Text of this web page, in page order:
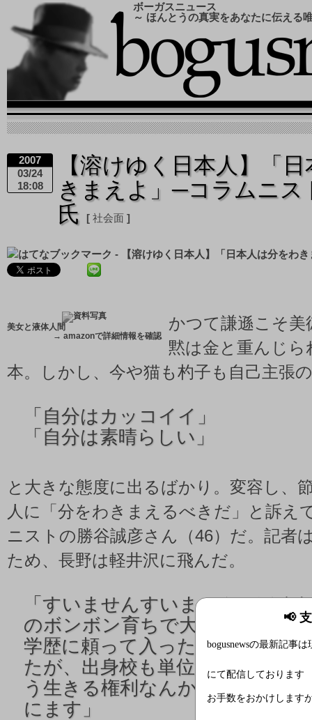
📢
bogusnewsの最新記事は
にて配信しております
お手数をおかけします
ボーガスニュース
～ ほんとうの真実をあなたに伝える
2007
03/24
18:08
【溶けゆく日本人】「
きまえよ」─コラムニス
氏
社会面
美女と液体人間
→ amazonで詳細情報を確認
かつて謙遜こそ
黙は金と重んじら
本。しかし、今や猫も杓子も自己主張
「自分はカッコイイ」
「自分は素晴らしい」
と大きな態度に出るばかり。変容し、
人に「分をわきまえるべきだ」と訴え
ニストの勝谷誠彦さん（46）だ。記者
ため、長野は軽井沢に飛んだ。
「 すいませんすいません、ぼく
のボンボン育ちで大したもんじ
学歴に頼って入った大会社の名
たが、出身校も単位偽装しまく
う生きる権利なんかないんです
にます」